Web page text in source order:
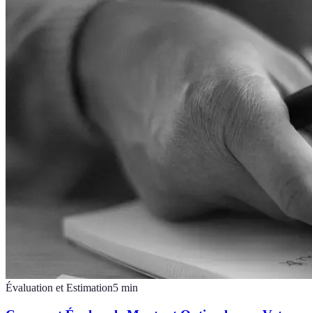
Évaluation et Estimation5 min